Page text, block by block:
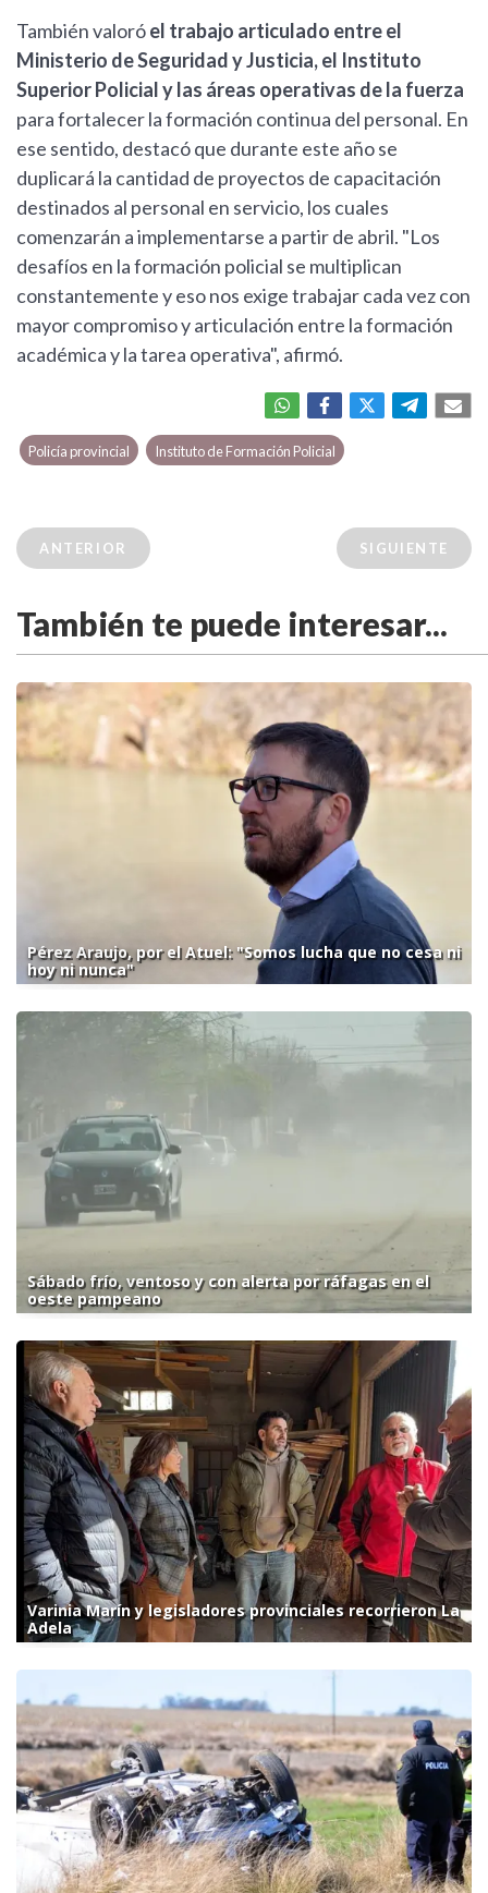
También valoróel trabajo articulado entre el
Ministerio de Seguridad y Justicia, el Instituto
Superior Policial y las áreas operativas de la fuerza
para fortalecer la formación continua del personal. En
ese sentido, destacó que durante este año se
duplicará la cantidad de proyectos de capacitación
destinados al personal en servicio, los cuales
comenzarán a implementarse a partir de abril. "Los
desafíos en la formación policial se multiplican
constantemente y eso nos exige trabajar cada vez con
mayor compromiso y articulación entre la formación
académica y la tarea operativa", afirmó.
Policía provincial Instituto de Formación Policial
ANTERIOR SIGUIENTE
También te puede interesar...
Pérez Araujo, por el Atuel: "Somos lucha que no cesa ni
hoy ni nunca"
Sábado frío, ventoso y con alerta por ráfagas en el
oeste pampeano
Varinia Marín y legisladores provinciales recorrieron La
Adela